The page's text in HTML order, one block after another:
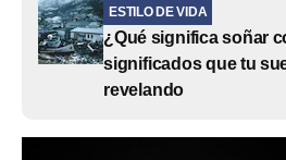
ESTILO DE VIDA
¿Qué significa soñar
significados que tu
revelando